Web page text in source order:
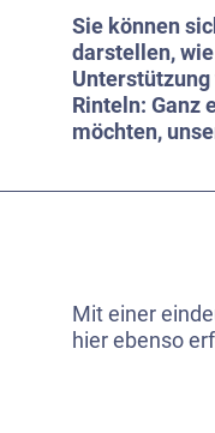
Sie können
darstellen,
Rinteln: Ganz
möchten,
Mit einer
hier ebenso